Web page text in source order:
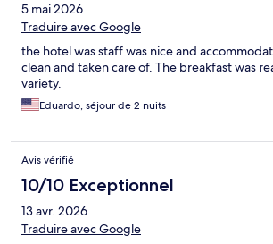
5 mai 2026
Traduire avec Google
the hotel was staff was nice and
clean and taken care of. The breakfast was
variety.
Eduardo, séjour de 2 nuits
Avis vérifié
10/10 Exceptionnel
13 avr. 2026
Traduire avec Google